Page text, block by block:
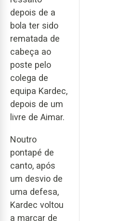
depois de a
bola ter sido
rematada de
cabeça ao
poste pelo
colega de
equipa Kardec,
depois de um
livre de Aimar.
Noutro
pontapé de
canto, após
um desvio de
uma defesa,
Kardec voltou
a marcar de